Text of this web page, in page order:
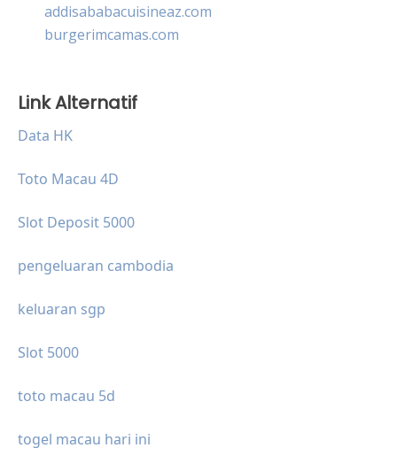
addisababacuisineaz.com
burgerimcamas.com
Link Alternatif
Data HK
Toto Macau 4D
Slot Deposit 5000
pengeluaran cambodia
keluaran sgp
Slot 5000
toto macau 5d
togel macau hari ini